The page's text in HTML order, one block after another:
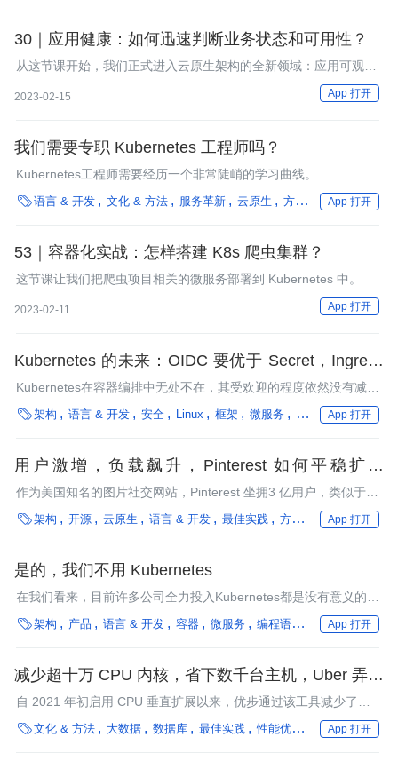
30｜应用健康：如何迅速判断业务状态和可用性？
从这节课开始，我们正式进入云原生架构的全新领域：应用可观测
2023-02-15 App 打开
我们需要专职 Kubernetes 工程师吗？
Kubernetes工程师需要经历一个非常陡峭的学习曲线。
语言 & 开发 文化 & 方法 服务革新 云原生 方法论 微服务
App 打开
53｜容器化实战：怎样搭建 K8s 爬虫集群？
这节课让我们把爬虫项目相关的微服务部署到 Kubernetes 中。
2023-02-11 App 打开
Kubernetes 的未来：OIDC 要优于 Secret，Ingress
并不合适
Kubernetes在容器编排中无处不在，其受欢迎的程度依然没有减
弱。
架构 语言 & 开发 安全 Linux 框架 微服务 多云/混合云 在离
App 打开
用户激增，负载飙升，Pinterest 如何平稳扩展
K8s？
作为美国知名的图片社交网站，Pinterest 坐拥3 亿用户，类似于中
国小红书。2017年，Pinterest走上Kubernetes之旅。但随着用户
激增，负载飙升，其K8s平台问题不断。如何平稳扩展K8s平台变
架构 开源 云原生 语言 & 开发 最佳实践 方法论 微服务
App 打开
是的，我们不用 Kubernetes
在我们看来，目前许多公司全力投入Kubernetes都是没有意义的，
但选择权在他们。如果你读到了这篇文章，而且你所在的组织目前
正在设法确定自己有多需要Kubernetes，那么我希望本文的观点可
架构 产品 语言 & 开发 容器 微服务 编程语言 多云/混合云
App 打开
减少超十万 CPU 内核，省下数千台主机，Uber 弄了
个自动化 CPU 垂直扩展年省数百万美元
自 2021 年初启用 CPU 垂直扩展以来，优步通过该工具减少了超
过 12 万个内核分配，节省了数百万美元的硬件开支。
文化 & 方法 大数据 数据库 最佳实践 性能优化 框架 微服务
App 打开